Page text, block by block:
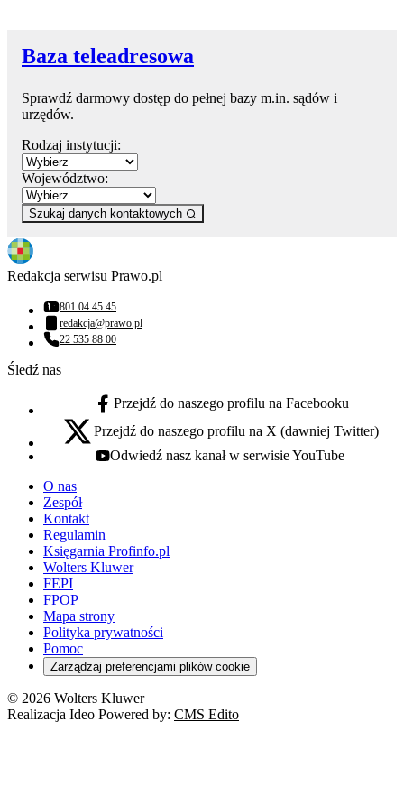
Baza teleadresowa
Sprawdź darmowy dostęp do pełnej bazy m.in. sądów i
urzędów.
Rodzaj instytucji:
Województwo:
Szukaj danych kontaktowych
Redakcja serwisu Prawo.pl
Numer telefonu:
801 04 45 45
Adres email:
redakcja@prawo.pl
Numer telefonu:
22 535 88 00
Śledź nas
facebook - otwiera się w nowej karcie
Przejdź do naszego profilu na Facebooku
x - otwiera się w nowej karcie
Przejdź do naszego profilu na X (dawniej Twitter)
youtube - otwiera się w nowej karcie
Odwiedź nasz kanał w serwisie YouTube
O nas
Zespół
Kontakt
Regulamin
Księgarnia Profinfo.pl
Wolters Kluwer
FEPI
FPOP
Mapa strony
Polityka prywatności
Pomoc
Zarządzaj preferencjami plików cookie
© 2026 Wolters Kluwer
Realizacja Ideo Powered by: CMS Edito